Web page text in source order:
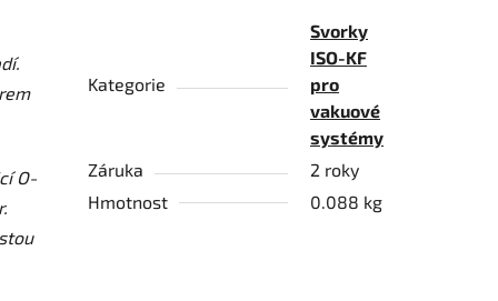
O-
Kategorie
Svorky
ISO-KF
pro
vakuové
systémy
Záruka
2 roky
Hmotnost
0.088 kg